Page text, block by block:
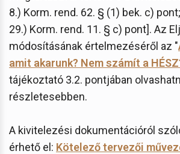
8.) Korm. rend. 62. § (1) bek. c)
29.) Korm. rend. 11. § c) pont]. Az
módosításának értelmezéséről az "
amit akarunk? Nem számít a
tájékoztató 3.2. pontjában
részletesebben.
A kivitelezési dokumentációról
érhető el: Kötelező tervezői